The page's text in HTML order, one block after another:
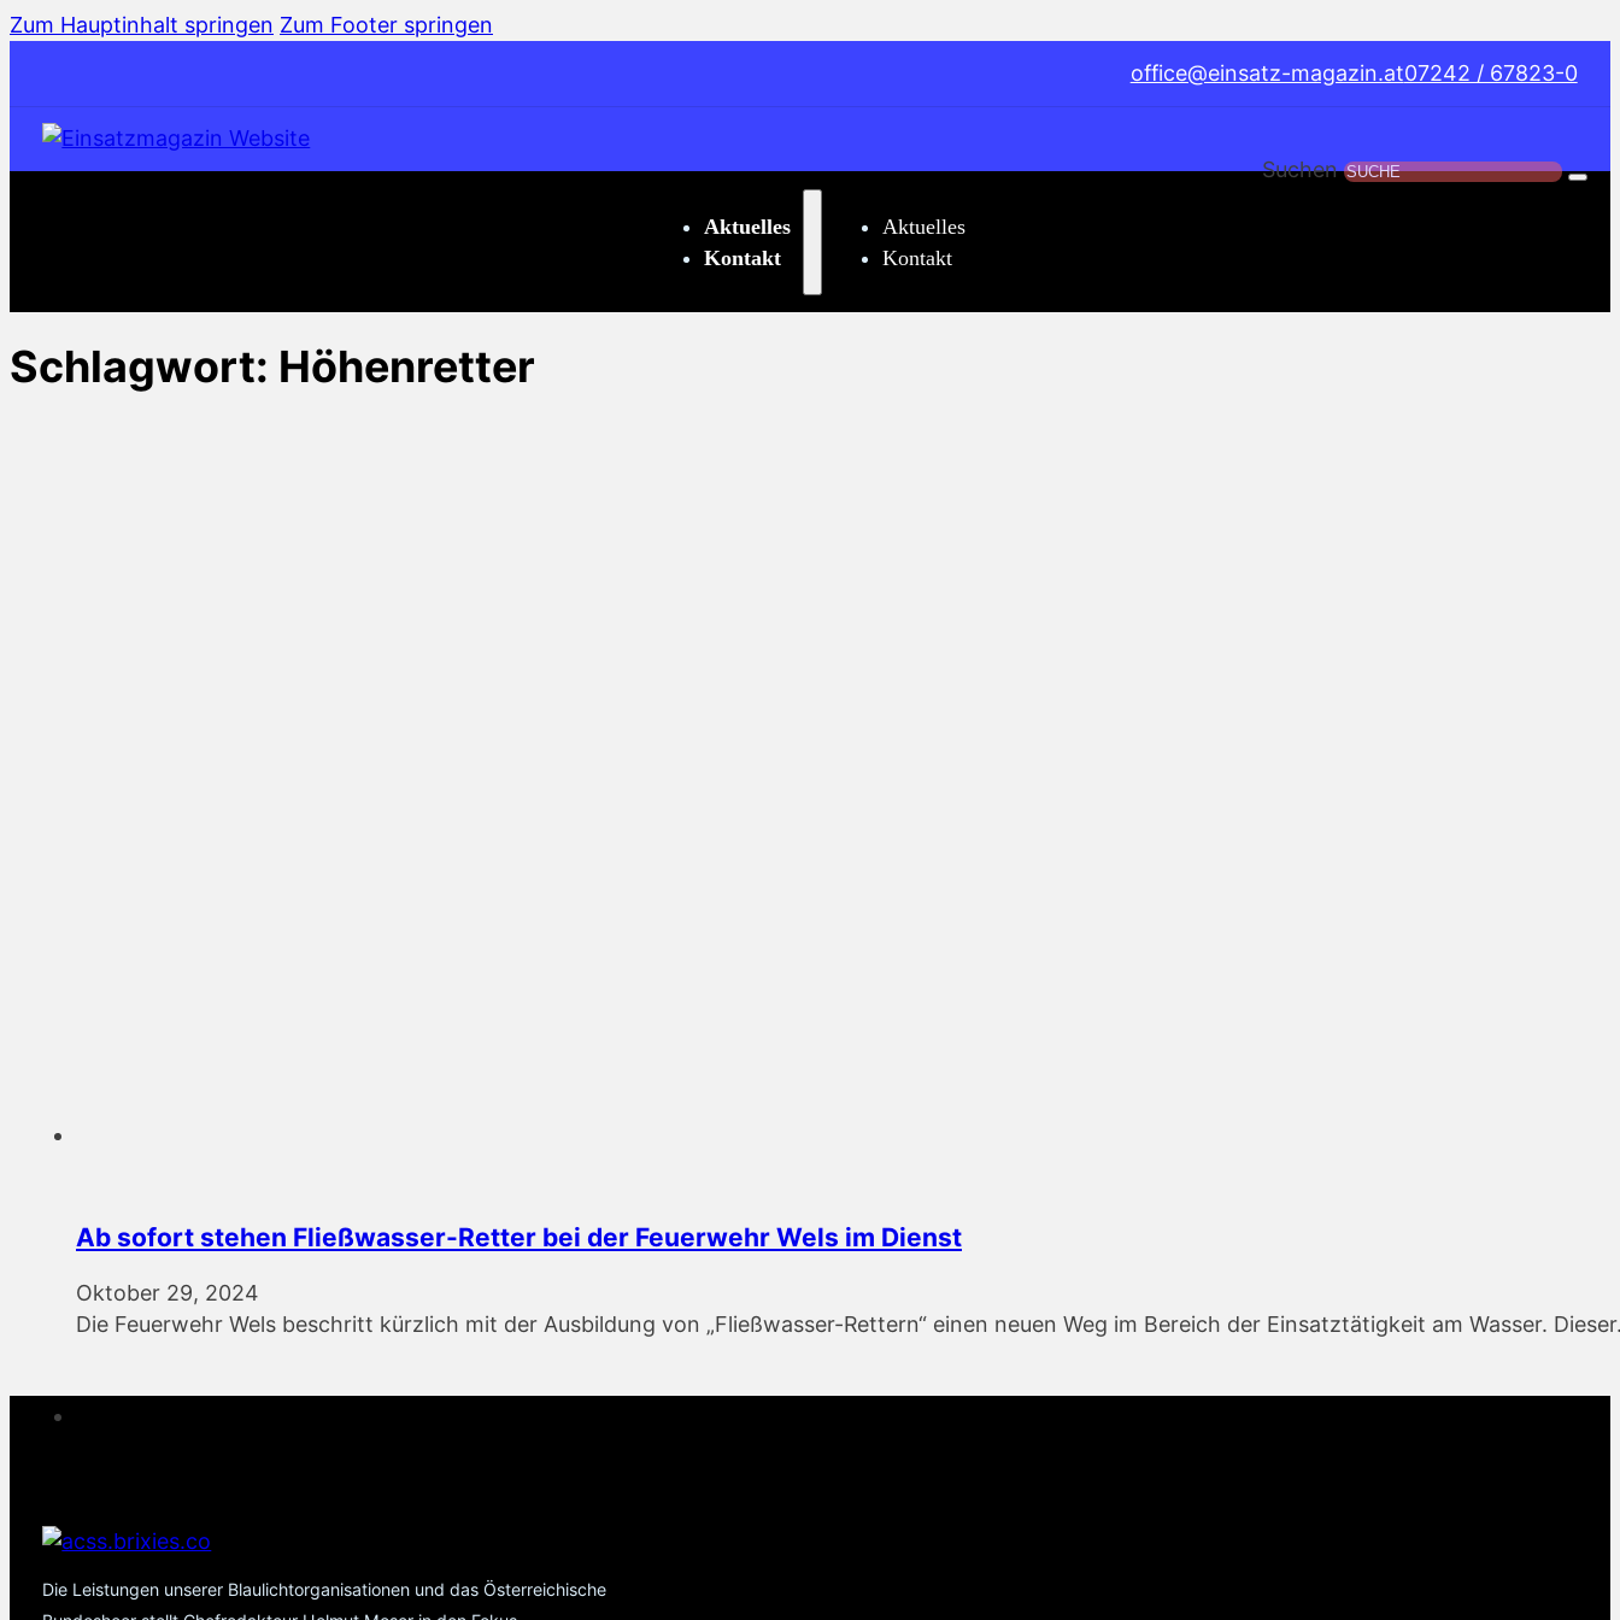
Zum Hauptinhalt springen Zum Footer springen
office@einsatz-magazin.at07242 / 67823-0
Suchen
Aktuelles
Kontakt
Aktuelles
Kontakt
Schlagwort: Höhenretter
Ab sofort stehen Fließwasser-Retter bei der Feuerwehr Wels im Dienst
Oktober 29, 2024
Die Feuerwehr Wels beschritt kürzlich mit der Ausbildung von „Fließwasser-Rettern“ einen neuen Weg im Bereich der Einsatztätigkeit am Wasser.
Die Leistungen unserer Blaulichtorganisationen und das Österreichische